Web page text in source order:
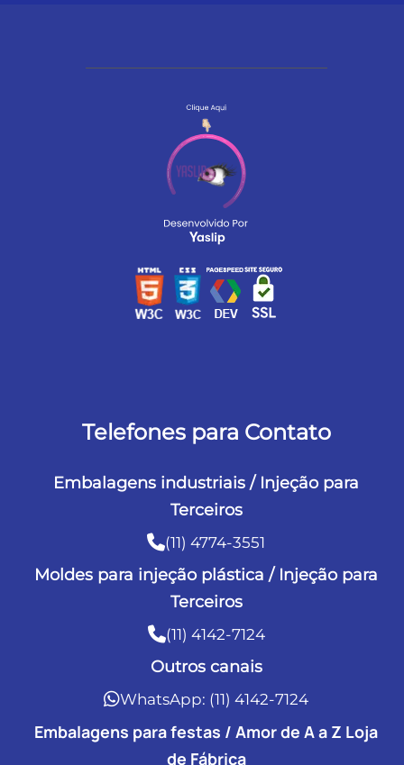
Telefones para Contato
Embalagens industriais / Injeção para
Terceiros
(11) 4774-3551
Moldes para injeção plástica / Injeção para
Terceiros
(11) 4142-7124
Outros canais
WhatsApp: (11) 4142-7124
Embalagens para festas / Amor de A a Z Loja
de Fábrica